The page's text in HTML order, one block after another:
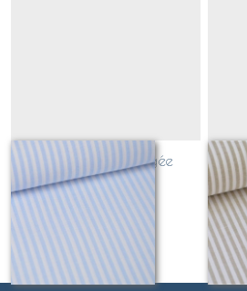
rayures bleu dragée
Sur demande